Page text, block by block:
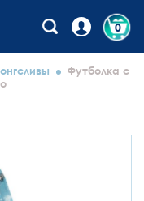
0
Футболка с